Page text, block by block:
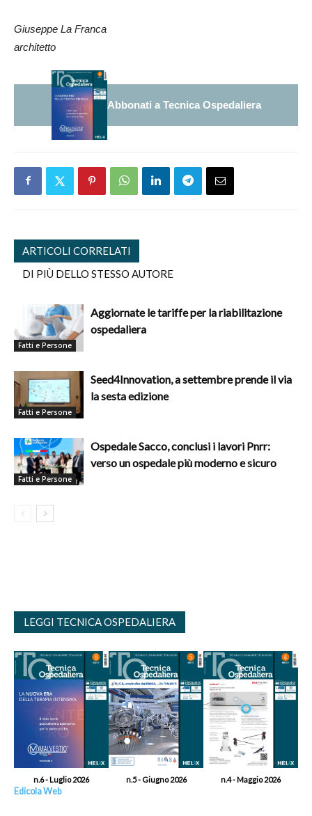
Giuseppe La Franca
architetto
Abbonati a Tecnica Ospedaliera
ARTICOLI CORRELATI
DI PIÙ DELLO STESSO AUTORE
Fatti e Persone
Aggiornate le tariffe per la riabilitazione
ospedaliera
Fatti e Persone
Seed4Innovation, a settembre prende il via
la sesta edizione
Fatti e Persone
Ospedale Sacco, conclusi i lavori Pnrr:
verso un ospedale più moderno e sicuro
LEGGI TECNICA OSPEDALIERA
n.6 - Luglio 2026 n.5 - Giugno 2026 n.4 - Maggio 2026
Edicola Web